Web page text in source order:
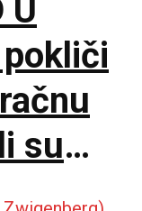
U
su
bili